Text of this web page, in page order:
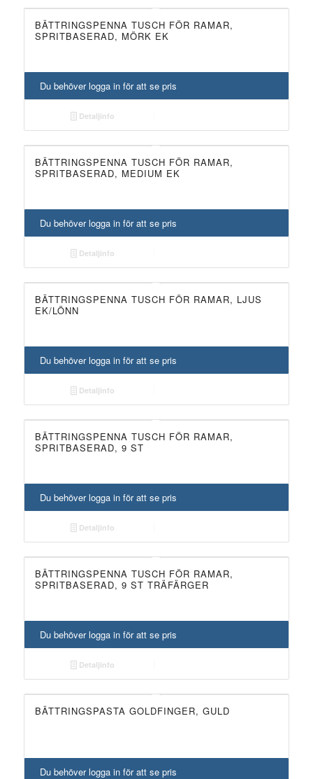
BÄTTRINGSPENNA TUSCH FÖR RAMAR,
SPRITBASERAD, MÖRK EK
Du behöver logga in för att se pris
Detaljinfo
BÄTTRINGSPENNA TUSCH FÖR RAMAR,
SPRITBASERAD, MEDIUM EK
Du behöver logga in för att se pris
Detaljinfo
BÄTTRINGSPENNA TUSCH FÖR RAMAR, LJUS
EK/LÖNN
Du behöver logga in för att se pris
Detaljinfo
BÄTTRINGSPENNA TUSCH FÖR RAMAR,
SPRITBASERAD, 9 ST
Du behöver logga in för att se pris
Detaljinfo
BÄTTRINGSPENNA TUSCH FÖR RAMAR,
SPRITBASERAD, 9 ST TRÄFÄRGER
Du behöver logga in för att se pris
Detaljinfo
BÄTTRINGSPASTA GOLDFINGER, GULD
Du behöver logga in för att se pris